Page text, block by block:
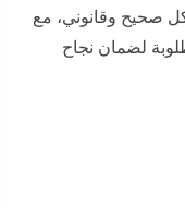
صحيح وقانوني، مع
لضمان نجاح